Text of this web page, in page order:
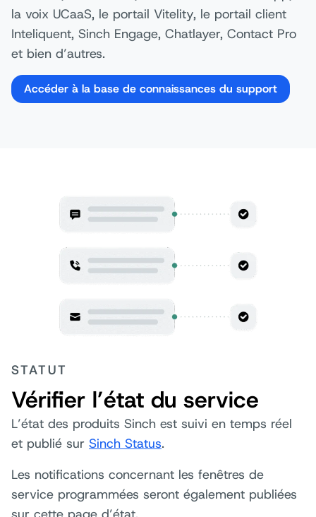
la voix UCaaS, le portail Vitelity, le portail client
Inteliquent, Sinch Engage, Chatlayer, Contact Pro
et bien d’autres.
Accéder à la base de connaissances du support
STATUT
Vérifier l’état du service
L’état des produits Sinch est suivi en temps réel
et publié sur Sinch Status.
Les notifications concernant les fenêtres de
service programmées seront également publiées